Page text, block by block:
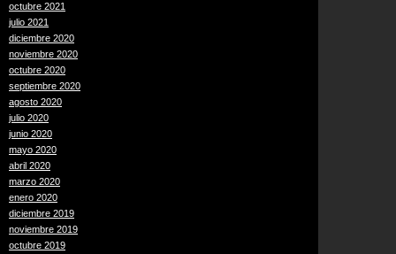
octubre 2021
julio 2021
diciembre 2020
noviembre 2020
octubre 2020
septiembre 2020
agosto 2020
julio 2020
junio 2020
mayo 2020
abril 2020
marzo 2020
enero 2020
diciembre 2019
noviembre 2019
octubre 2019